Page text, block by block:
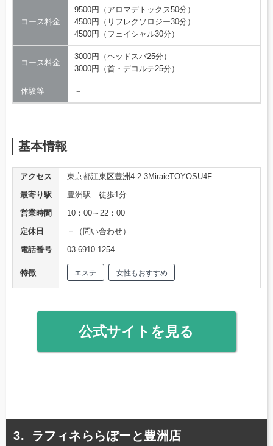
コース料金
9500円（アロマデトックス50分）
4500円（リフレクソロジー30分）
4500円（フェイシャル30分）
コース料金
3000円（ヘッドスパ25分）
3000円（首・デコルテ25分）
体験等 －
基本情報
アクセス
東京都江東区豊洲4-2-3MiraieTOYOSU4F
最寄り駅
豊洲駅 徒歩1分
営業時間
10：00～22：00
定休日
－（問い合わせ）
電話番号
03-6910-1254
特徴 エステ 女性もおすすめ
公式サイトを見る
ラフィネららぽーと豊洲店